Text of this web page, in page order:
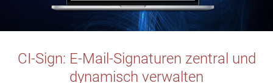
CI-Sign: E-Mail-Signaturen zentral und
dynamisch verwalten